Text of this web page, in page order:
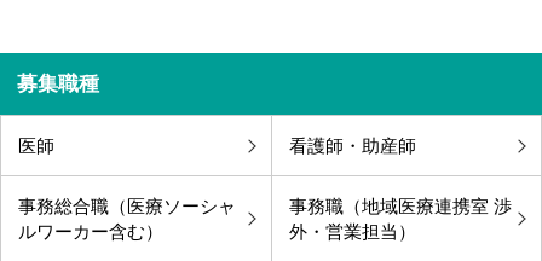
募集職種
医師 看護師・助産師
事務総合職（医療ソーシャ
ルワーカー含む）
事務職（地域医療連携室 渉
外・営業担当）